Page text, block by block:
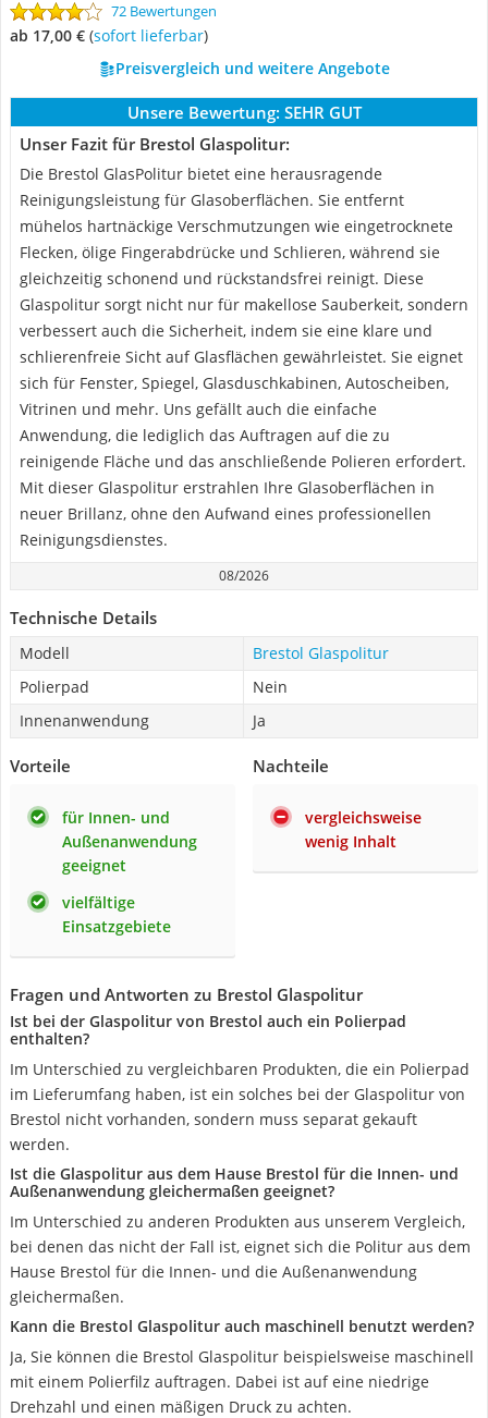
72 Bewertungen
ab 17,00 € ( Sofort lieferbar)
Preisvergleich und weitere Angebote
Unsere Bewertung: SEHR GUT
Unser Fazit für Brestol Glaspolitur:
Die Brestol GlasPolitur bietet eine herausragende
Reinigungsleistung für Glasoberflächen. Sie entfernt
mühelos hartnäckige Verschmutzungen wie eingetrocknete
Flecken, ölige Fingerabdrücke und Schlieren, während sie
gleichzeitig schonend und rückstandsfrei reinigt. Diese
Glaspolitur sorgt nicht nur für makellose Sauberkeit, sondern
verbessert auch die Sicherheit, indem sie eine klare und
schlierenfreie Sicht auf Glasflächen gewährleistet. Sie eignet
sich für Fenster, Spiegel, Glasduschkabinen, Autoscheiben,
Vitrinen und mehr. Uns gefällt auch die einfache
Anwendung, die lediglich das Auftragen auf die zu
reinigende Fläche und das anschließende Polieren erfordert.
Mit dieser Glaspolitur erstrahlen Ihre Glasoberflächen in
neuer Brillanz, ohne den Aufwand eines professionellen
Reinigungsdienstes.
08/2026
Technische Details
Modell
Brestol Glaspolitur
Polierpad
Nein
Innenanwendung
Ja
Vorteile
für Innen- und
Außenanwendung
geeignet
vielfältige
Einsatzgebiete
Nachteile
vergleichsweise
wenig Inhalt
Fragen und Antworten zu Brestol Glaspolitur
Ist bei der Glaspolitur von Brestol auch ein Polierpad
enthalten?
Im Unterschied zu vergleichbaren Produkten, die ein Polierpad
im Lieferumfang haben, ist ein solches bei der Glaspolitur von
Brestol nicht vorhanden, sondern muss separat gekauft
werden.
Ist die Glaspolitur aus dem Hause Brestol für die Innen- und
Außenanwendung gleichermaßen geeignet?
Im Unterschied zu anderen Produkten aus unserem Vergleich,
bei denen das nicht der Fall ist, eignet sich die Politur aus dem
Hause Brestol für die Innen- und die Außenanwendung
gleichermaßen.
Kann die Brestol Glaspolitur auch maschinell benutzt werden?
Ja, Sie können die Brestol Glaspolitur beispielsweise maschinell
mit einem Polierfilz auftragen. Dabei ist auf eine niedrige
Drehzahl und einen mäßigen Druck zu achten.